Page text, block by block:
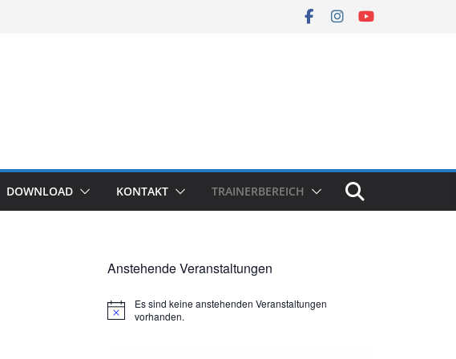
DOWNLOAD KONTAKT TRAINERBEREICH
Anstehende Veranstaltungen
H
Es sind keine anstehenden Veranstaltungen
vorhanden.